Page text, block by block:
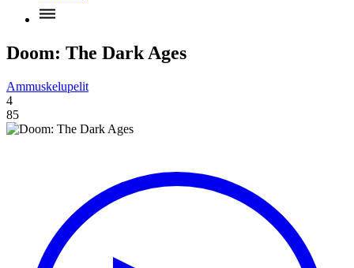
Doom: The Dark Ages
Ammuskelupelit
4
85